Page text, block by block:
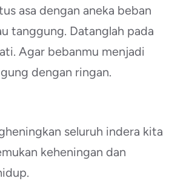
asa dengan aneka beban
tanggung. Datanglah pada
Agar bebanmu menjadi
dengan ringan.
seluruh indera kita
keheningan dan